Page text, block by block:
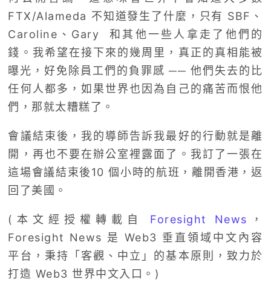
FTX/Alameda 不知道發生了什麼，只有 SBF、
Caroline、Gary 和其他一些人拿走了他們的
錢。我希望在接下來的幾周里，真正的真相能被
曝光，好免除員工們的負罪感 ── 他們失去的比
任何人都多，如果世界也因為自己的痛苦而恨他
們，那就太糟糕了。
會議結束後，我的導師告訴我最好的行動就是離
開，再也不要在辦公室裡露面了。我訂了一張在
這場會議結束後10 個小時的航班，離開香港，返
回了美國。
(本文經授權轉載自 Foresight News ，
Foresight News 是 Web3 垂直領域中文內容
平台，秉持「客觀、中立」的基本原則，致力於
打造 Web3 世界中文入口。)